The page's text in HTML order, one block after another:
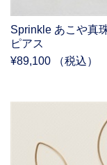
Sprinkle あこや真
ピアス
¥89,100 （税込）